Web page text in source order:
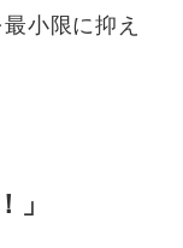
小限に抑え
」